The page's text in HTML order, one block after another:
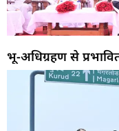
भू-अधिग्रहण से